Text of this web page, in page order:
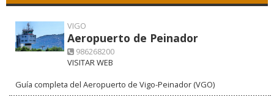
VIGO
Aeropuerto de Peinador
986268200
VISITAR WEB
Guía completa del Aeropuerto de Vigo-Peinador (VGO)